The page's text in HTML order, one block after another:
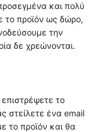
και πολύ
το προϊόν ως δώρο,
την
δε χρεώνονται.
το
στείλετε ένα email
το προϊόν και θα